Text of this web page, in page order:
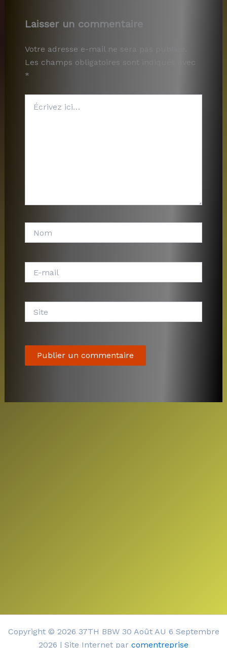
Laisser un commentaire
Votre adresse e-mail ne sera pas publiée.
Les champs obligatoires sont indiqués avec
*
ici…
mail
Copyright © 2026 37TH BBW 30 Août AU 6 Septembre
2026 | Site Internet par comentreprise